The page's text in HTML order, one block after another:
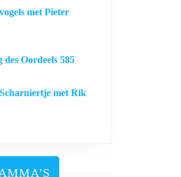
met Pieter
des Oordeels 585
met Rik